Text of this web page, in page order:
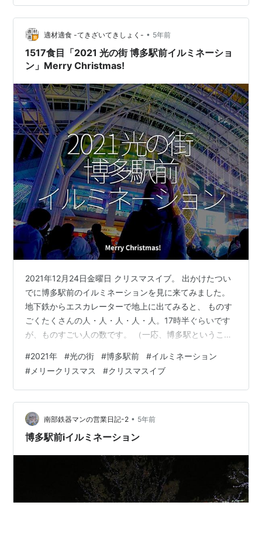
時もすぐ復旧したので、インフラ関連の修正技術が高い
のだなと思い非常に感心しました。 東横線の陥没って3
時間で復旧したんだね。規模は全然違うけど、博多の時
も直るのすごく早かった。凄いなぁ。— あ…
適材適食 -てきざいてきしょく- • 5年前
1517食目「2021 光の街 博多駅前イルミネーショ
ン」Merry Christmas!
2021年12月24日金曜日 クリスマスイブ。 出かけたつい
でに博多駅前のイルミネーションを見に来てみました。
地下鉄からエスカレーターで地上に出てみると、 ものす
ごくたくさんの人・人・人・人・人。17時半ぐらいです
が、ものすごい人の数です。 （一応、博多駅ということ
この位置だと駅ビルの真ん中にある大きなメインモニタ
に映るようです↑みなさん、ちゃんと列を作って、自分
の番が来るとポーズを決めスマホで撮りつつ、モニタを
撮りながら、終わるとさっと次の人に順番を譲っていま
した。特に係の人もいないし、そんなルールはどこにも
書いてないのですが、全員がさ…
#2021年 #光の街 #博多駅前 #イルミネーション
#メリークリスマス #クリスマスイブ
南部鉄器マンの営業日記-2 • 5年前
博多駅前iイルミネーション